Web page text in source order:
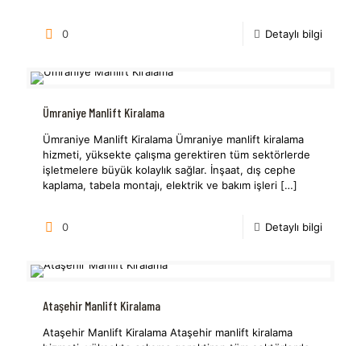
0 Detaylı bilgi
Ümraniye Manlift Kiralama
Ümraniye Manlift Kiralama Ümraniye manlift kiralama
hizmeti, yüksekte çalışma gerektiren tüm sektörlerde
işletmelere büyük kolaylık sağlar. İnşaat, dış cephe
kaplama, tabela montajı, elektrik ve bakım işleri […]
0 Detaylı bilgi
Ataşehir Manlift Kiralama
Ataşehir Manlift Kiralama Ataşehir manlift kiralama